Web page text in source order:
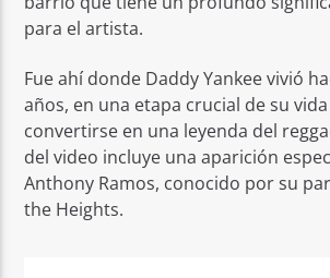
para el artista.
Fue ahí donde Daddy Yankee vivió
años, en una etapa crucial de su
convertirse en una leyenda del
del video incluye una aparición
Anthony Ramos, conocido por su
the Heights.